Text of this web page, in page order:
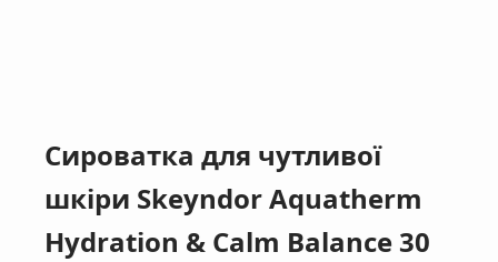
Сироватка для чутливої
шкіри Skeyndor Aquatherm
Hydration & Calm Balance 30